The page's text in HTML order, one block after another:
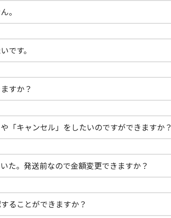
。
です。
すか？
「キャンセル」をしたいのですができますか？
た。発送前なので金額変更できますか？
ることができますか？